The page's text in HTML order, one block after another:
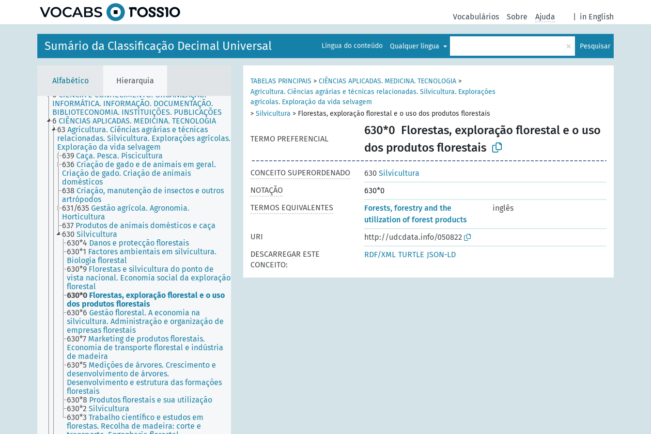
in English
Vocabulários Sobre Ajuda
Sumário da Classificação Decimal Universal Língua do conteúdo Qualquer língua × Pesquisar
Alfabético Hierarquia
TABELAS DE AUXILIARES COMUNS
---- TABELAS PRINCIPAIS
7 ARTE. RECREAÇÃO. ENTRETENIMENTO. DESPORTO
0 CIÊNCIA E CONHECIMENTO. ORGANIZAÇÃO.
INFORMÁTICA. INFORMAÇÃO. DOCUMENTAÇÃO.
BIBLIOTECONOMIA. INSTITUIÇÕES. PUBLICAÇÕES
6 CIÊNCIAS APLICADAS. MEDICINA. TECNOLOGIA
63 Agricultura. Ciências agrárias e técnicas
relacionadas. Silvicultura. Explorações agrícolas.
Exploração da vida selvagem
639 Caça. Pesca. Piscicultura
636 Criação de gado e de animais em geral.
Criação de gado. Criação de animais
domésticos
638 Criação, manutenção de insectos e outros
artrópodos
631/635 Gestão agrícola. Agronomia.
Horticultura
637 Produtos de animais domésticos e caça
630 Silvicultura
630*4 Danos e protecção florestais
630*1 Factores ambientais em silvicultura.
Biologia florestal
630*9 Florestas e silvicultura do ponto de
vista nacional. Economia social da exploração
florestal
630*0 Florestas, exploração florestal e o uso
dos produtos florestais
630*6 Gestão florestal. A economia na
silvicultura. Administração e organização de
empresas florestais
630*7 Marketing de produtos florestais.
Economia de transporte florestal e indústria
de madeira
630*5 Medições de árvores. Crescimento e
desenvolvimento de árvores.
Desenvolvimento e estrutura das formações
florestais
630*8 Produtos florestais e sua utilização
630*2 Silvicultura
630*3 Trabalho científico e estudos em
florestas. Recolha de madeira: corte e
TABELAS PRINCIPAIS > CIÊNCIAS APLICADAS. MEDICINA. TECNOLOGIA >
Agricultura. Ciências agrárias e técnicas relacionadas. Silvicultura. Explorações
agrícolas. Exploração da vida selvagem
> Silvicultura > Florestas, exploração florestal e o uso dos produtos florestais
TERMO PREFERENCIAL
630*0 Florestas, exploração florestal e o uso
dos produtos florestais
CONCEITO SUPERORDENADO 630 Silvicultura
NOTAÇÃO
630*0
TERMOS EQUIVALENTES
Forests, forestry and the
utilization of forest products
inglês
URI
http://udcdata.info/050822
DESCARREGAR ESTE
CONCEITO:
RDF/XML TURTLE JSON-LD